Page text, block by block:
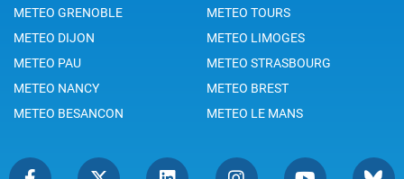
METEO GRENOBLE
METEO TOURS
METEO DIJON
METEO LIMOGES
METEO PAU
METEO STRASBOURG
METEO NANCY
METEO BREST
METEO BESANCON
METEO LE MANS